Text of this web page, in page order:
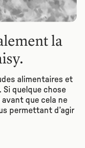
la
alimentaires et
Si quelque chose
que cela ne
permettant d’agir